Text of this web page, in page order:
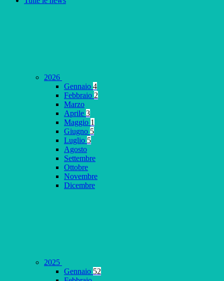
2026
Gennaio 4
Febbraio 2
Marzo
Aprile 3
Maggio 1
Giugno 5
Luglio 5
Agosto
Settembre
Ottobre
Novembre
Dicembre
2025
Gennaio 52